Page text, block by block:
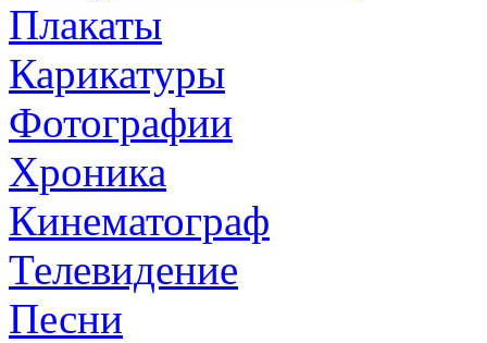
Плакаты
Карикатуры
Фотографии
Хроника
Кинематограф
Телевидение
Песни